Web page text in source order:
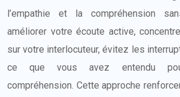
l’empathie et la compréhension
améliorer votre écoute active,
sur votre interlocuteur, évitez les
ce que vous avez entendu
compréhension. Cette approche